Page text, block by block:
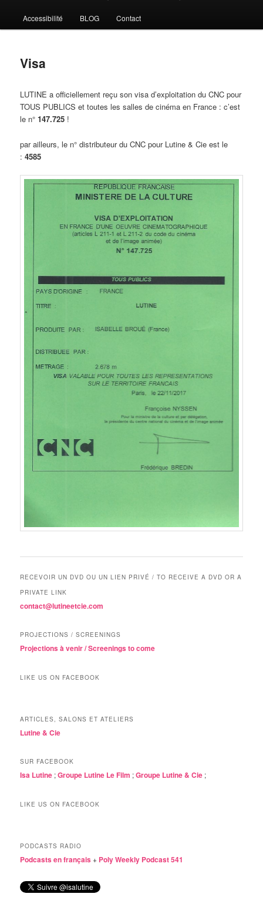
Accessibilité BLOG Contact
Visa
LUTINE a officiellement reçu son visa d’exploitation du CNC pour
TOUS PUBLICS et toutes les salles de cinéma en France : c’est
le n°147.725 !
par ailleurs, le n° distributeur du CNC pour Lutine & Cie est le
:4585
RECEVOIR UN DVD OU UN LIEN PRIVÉ / TO RECEIVE A DVD OR A
PRIVATE LINK
contact@lutineetcie.com
PROJECTIONS / SCREENINGS
Projections à venir / Screenings to come
LIKE US ON FACEBOOK
ARTICLES, SALONS ET ATELIERS
Lutine & Cie
SUR FACEBOOK
Isa Lutine ;Groupe Lutine Le Film ;Groupe Lutine & Cie ;
LIKE US ON FACEBOOK
PODCASTS RADIO
Podcasts en français+ Poly Weekly Podcast 541